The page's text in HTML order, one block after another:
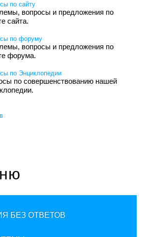
по сайту
вопросы и предложения по
сайта.
по форуму
вопросы и предложения по
форума.
по Энциклопедии
по совершенствованию нашей
БЕЗ ОТВЕТОВ